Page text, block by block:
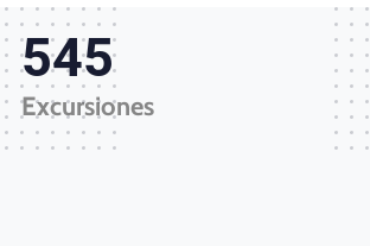
545
Excursiones